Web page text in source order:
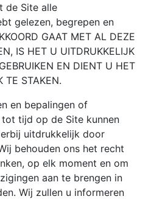
de Site alle
gelezen, begrepen en
GAAT MET AL DEZE
IS HET U UITDRUKKELIJK
EN DIENT U HET
TE STAKEN.
en bepalingen of
tijd op de Site kunnen
uitdrukkelijk door
behouden ons het recht
op elk moment en om
aan te brengen in
Wij zullen u informeren